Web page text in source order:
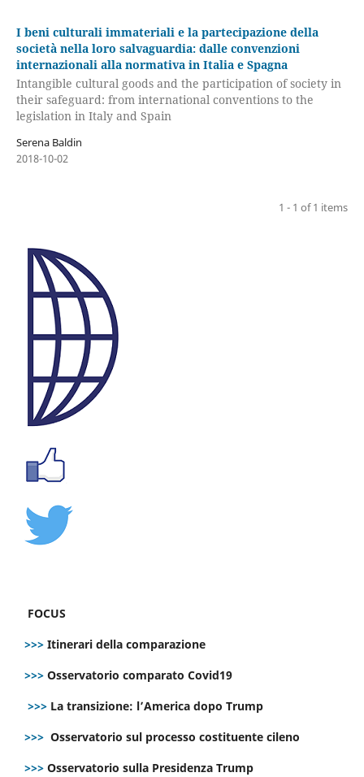
I beni culturali immateriali e la partecipazione della
società nella loro salvaguardia: dalle convenzioni
internazionali alla normativa in Italia e Spagna
Intangible cultural goods and the participation of society in
their safeguard: from international conventions to the
legislation in Italy and Spain
Serena Baldin
2018-10-02
1 - 1 of 1 items
FOCUS
>>> Itinerari della comparazione
>>> Osservatorio comparato Covid19
>>> La transizione: l’America dopo Trump
>>> Osservatorio sul processo costituente cileno
>>> Osservatorio sulla Presidenza Trump